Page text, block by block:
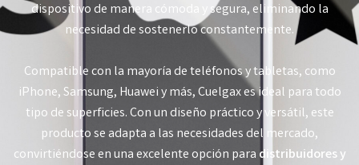
dispositivo de manera cómoda y segura, eliminando la
necesidad de sostenerlo constantemente.
Compatible con la mayoría de teléfonos y tabletas, como
iPhone, Samsung, Huawei y más, Cuelgax es ideal para todo
tipo de superficies. Con un diseño práctico y versátil, este
producto se adapta a las necesidades del mercado,
convirtiéndose en una excelente opción para distribuidores y